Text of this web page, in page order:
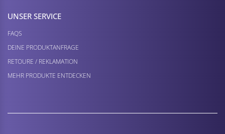
UNSER SERVICE
FAQS
DEINE PRODUKTANFRAGE
RETOURE / REKLAMATION
MEHR PRODUKTE ENTDECKEN